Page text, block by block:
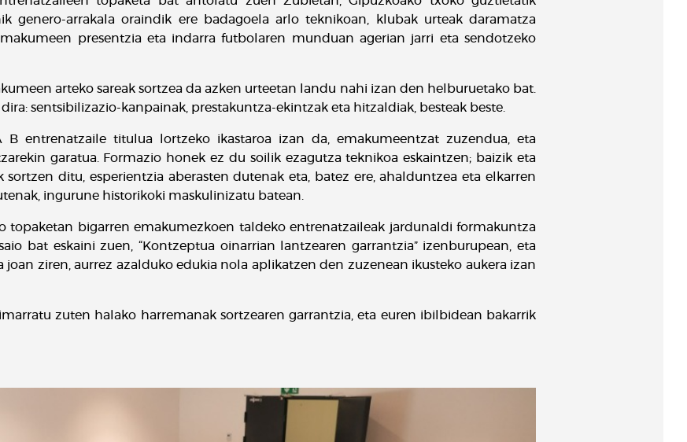
genero-arrakala oraindik ere badagoela arlo teknikoan, klubak urteak daramatza
presentzia eta indarra futbolaren munduan agerian jarri eta sendotzeko
arteko sareak sortzea da azken urteetan landu nahi izan den helburuetako bat.
sentsibilizazio-kanpainak, prestakuntza-ekintzak eta hitzaldiak, besteak beste.
B entrenatzaile titulua lortzeko ikastaroa izan da, emakumeentzat zuzendua, eta
garatua. Formazio honek ez du soilik ezagutza teknikoa eskaintzen; baizik eta
ditu, esperientzia aberasten dutenak eta, batez ere, ahalduntzea eta elkarren
ingurune historikoki maskulinizatu batean.
topaketan bigarren emakumezkoen taldeko entrenatzaileak jardunaldi formakuntza
bat eskaini zuen, “Kontzeptua oinarrian lantzearen garrantzia” izenburupean, eta
ziren, aurrez azalduko edukia nola aplikatzen den zuzenean ikusteko aukera izan
zuten halako harremanak sortzearen garrantzia, eta euren ibilbidean bakarrik